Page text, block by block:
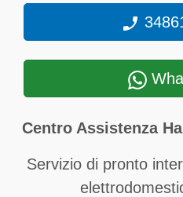
Centro Assistenza
Servizio di pronto